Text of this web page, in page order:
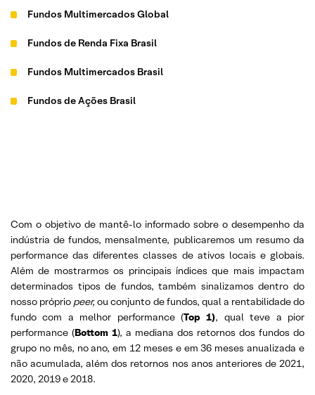
Fundos Multimercados Global
Fundos de Renda Fixa Brasil
Fundos Multimercados Brasil
Fundos de Ações Brasil
Com o objetivo de mantê-lo informado sobre o desempenho da
indústria de fundos, mensalmente, publicaremos um resumo da
performance das diferentes classes de ativos locais e globais.
Além de mostrarmos os principais índices que mais impactam
determinados tipos de fundos, também sinalizamos dentro do
nosso próprio peer,ou conjunto de fundos, qual a rentabilidade do
fundo com a melhor performance (Top 1), qual teve a pior
performance (Bottom 1), a mediana dos retornos dos fundos do
grupo no mês, no ano, em 12 meses e em 36 meses anualizada e
não acumulada, além dos retornos nos anos anteriores de 2021,
2020, 2019 e 2018.